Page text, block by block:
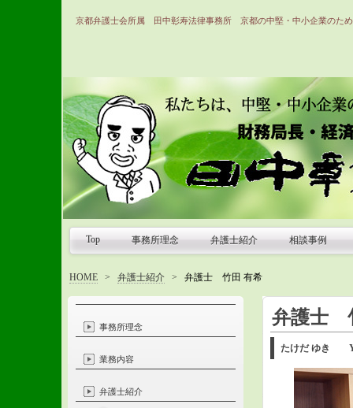
京都弁護士会所属 田中彰寿法律事務所 京都の中堅・中小企業のた
Top 事務所理念 弁護士紹介 相談事例
HOME > 弁護士紹介 > 弁護士 竹田 有希
弁護士
たけだ ゆき
事務所理念
業務内容
弁護士紹介